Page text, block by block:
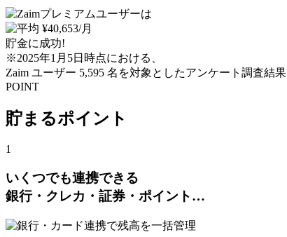
貯金に成功!
※2025年1月5日時点における、
Zaim ユーザー 5,595 名を対象としたアンケート調査結果
POINT
貯まるポイント
1
いくつでも連携できる
銀行・クレカ・証券・ポイント…